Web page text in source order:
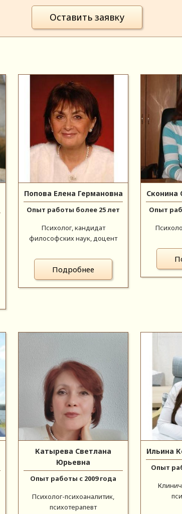
Оставить заявку
Попова Елена Германовна
Опыт работы более 25 лет
Психолог, кандидат
философских наук, доцент
Подробнее
Сконина
Опыт
Катырева Светлана
Юрьевна
Опыт работы с 2009 года
Психолог-психоаналитик,
психотерапевт
Ильина
Опыт